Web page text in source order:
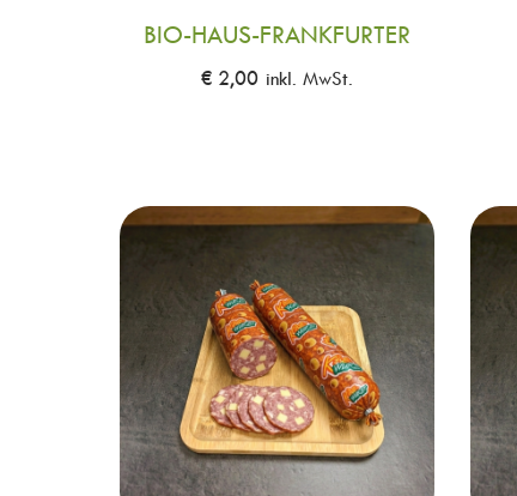
BIO-HAUS-FRANKFURTER
€ 2,00 inkl. MwSt.